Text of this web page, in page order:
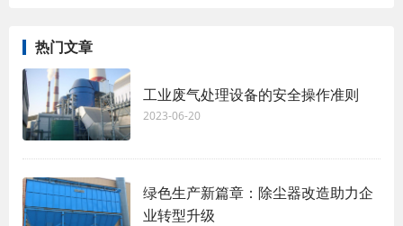
热门文章
工业废气处理设备的安全操作准则
2023-06-20
绿色生产新篇章：除尘器改造助力企
业转型升级